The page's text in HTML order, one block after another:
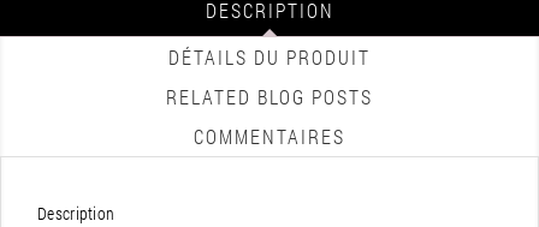
DESCRIPTION
DÉTAILS DU PRODUIT
RELATED BLOG POSTS
COMMENTAIRES
Description